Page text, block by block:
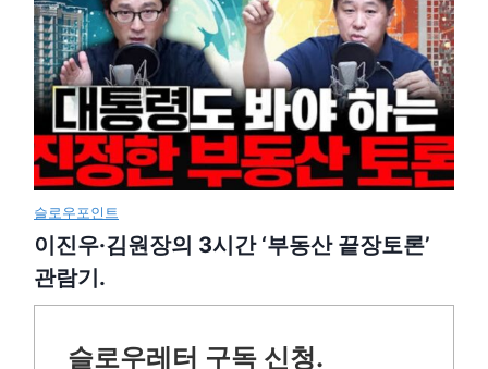
슬로우포인트
이진우·김원장의 3시간 ‘부동산 끝장토론’
관람기.
슬로우레터 구독 신청.